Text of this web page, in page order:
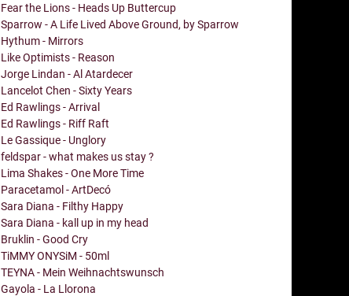
Fear the Lions - Heads Up Buttercup
Sparrow - A Life Lived Above Ground, by Sparrow
Hythum - Mirrors
Like Optimists - Reason
Jorge Lindan - Al Atardecer
Lancelot Chen - Sixty Years
Ed Rawlings - Arrival
Ed Rawlings - Riff Raft
Le Gassique - Unglory
feldspar - what makes us stay ?
Lima Shakes - One More Time
Paracetamol - ArtDecó
Sara Diana - Filthy Happy
Sara Diana - kall up in my head
Bruklin - Good Cry
TiMMY ONYSiM - 50ml
TEYNA - Mein Weihnachtswunsch
Gayola - La Llorona